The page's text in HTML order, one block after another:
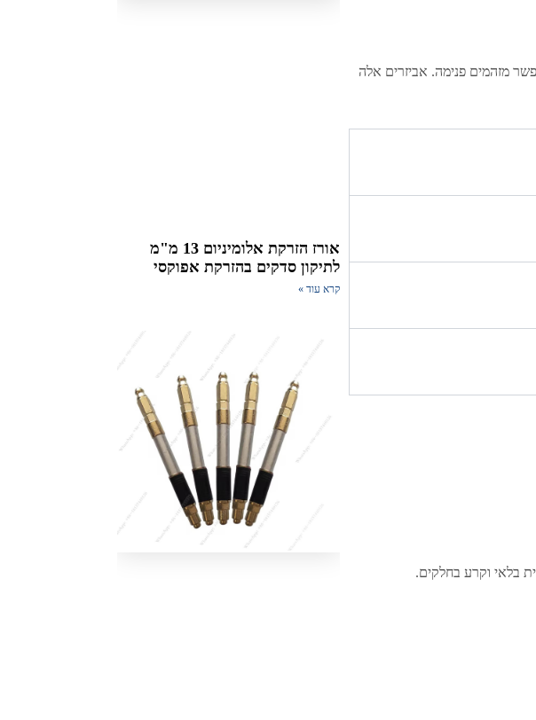
מזהמים פנימה. אביזרים אלה
בלאי וקרע בחלקים.
אורז הזרקת אלומיניום 13 מ"מ
לתיקון סדקים בהזרקת אפוקסי
קרא עוד »